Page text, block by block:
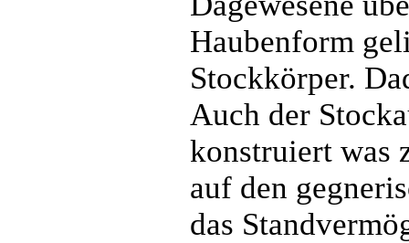
Haubenform
Stockkörper.
Auch der
konstruiert was
auf den
das